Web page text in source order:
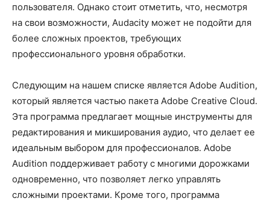
пользователя. Однако стоит отметить, что, несмотря
на свои возможности, Audacity может не подойти для
более сложных проектов, требующих
профессионального уровня обработки.
Следующим на нашем списке является Adobe Audition,
который является частью пакета Adobe Creative Cloud.
Эта программа предлагает мощные инструменты для
редактирования и микширования аудио, что делает ее
идеальным выбором для профессионалов. Adobe
Audition поддерживает работу с многими дорожками
одновременно, что позволяет легко управлять
сложными проектами. Кроме того, программа